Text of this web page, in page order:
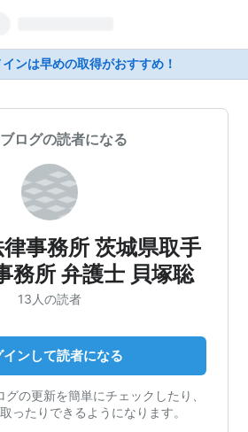
ンは早めの取得がおすすめ！
ログの読者になる
事務所 茨城県取手
務所 弁護士 貝塚聡
13人の読者
インして読者になる
の更新を簡単にチェックしたり、
ったりできるようになります。